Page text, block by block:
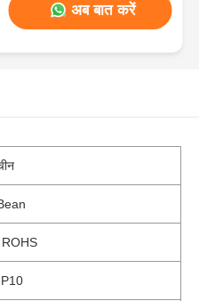
अब बात करें